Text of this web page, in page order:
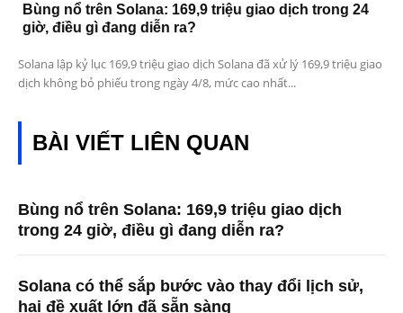
Bùng nổ trên Solana: 169,9 triệu giao dịch trong 24
giờ, điều gì đang diễn ra?
Solana lập kỷ lục 169,9 triệu giao dịch Solana đã xử lý 169,9 triệu giao
dịch không bỏ phiếu trong ngày 4/8, mức cao nhất...
BÀI VIẾT LIÊN QUAN
Bùng nổ trên Solana: 169,9 triệu giao dịch
trong 24 giờ, điều gì đang diễn ra?
Solana có thể sắp bước vào thay đổi lịch sử,
hai đề xuất lớn đã sẵn sàng